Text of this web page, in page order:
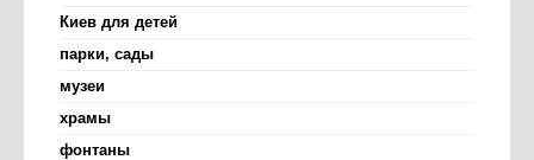
Киев для детей
парки, сады
музеи
храмы
фонтаны